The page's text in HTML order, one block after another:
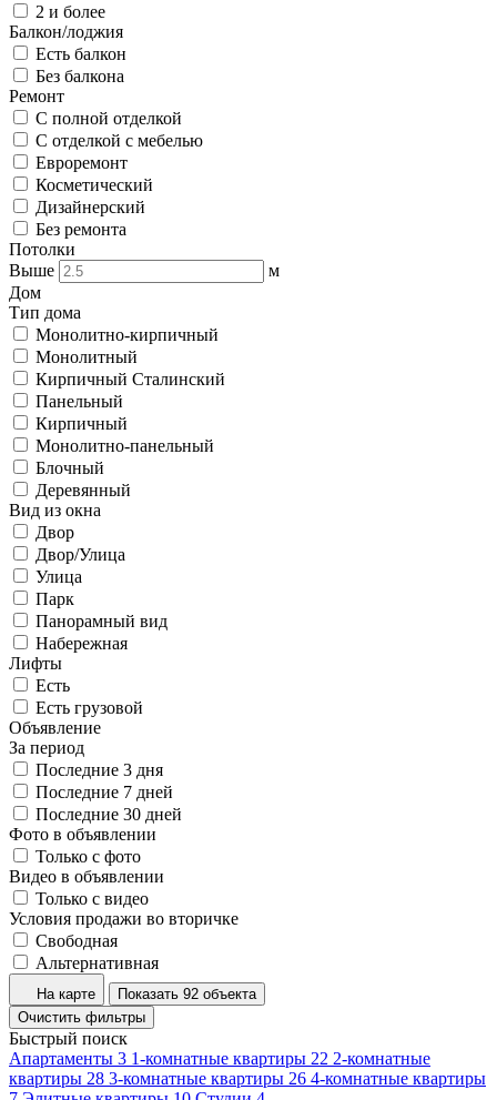
2 и более
Балкон/лоджия
Есть балкон
Без балкона
Ремонт
С полной отделкой
С отделкой с мебелью
Евроремонт
Косметический
Дизайнерский
Без ремонта
Потолки
Выше
м
Дом
Тип дома
Монолитно-кирпичный
Монолитный
Кирпичный Сталинский
Панельный
Кирпичный
Монолитно-панельный
Блочный
Деревянный
Вид из окна
Двор
Двор/Улица
Улица
Парк
Панорамный вид
Набережная
Лифты
Есть
Есть грузовой
Объявление
За период
Последние 3 дня
Последние 7 дней
Последние 30 дней
Фото в объявлении
Только с фото
Видео в объявлении
Только с видео
Условия продажи во вторичке
Свободная
Альтернативная
На карте
Показать 92 объекта
Очистить фильтры
Быстрый поиск
Апартаменты 3 1-комнатные квартиры 22 2-комнатные
квартиры 28 3-комнатные квартиры 26 4-комнатные квартиры